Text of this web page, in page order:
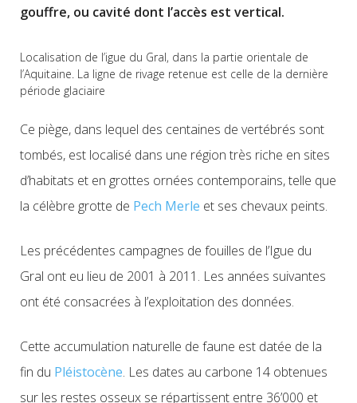
gouffre, ou cavité dont l’accès est vertical.
Localisation de l’igue du Gral, dans la partie orientale de
l’Aquitaine. La ligne de rivage retenue est celle de la dernière
période glaciaire
Ce piège, dans lequel des centaines de vertébrés sont
tombés, est localisé dans une région très riche en sites
d’habitats et en grottes ornées contemporains, telle que
la célèbre grotte de Pech Merle et ses chevaux peints.
Les précédentes campagnes de fouilles de l’Igue du
Gral ont eu lieu de 2001 à 2011. Les années suivantes
ont été consacrées à l’exploitation des données.
Cette accumulation naturelle de faune est datée de la
fin du Pléistocène. Les dates au carbone 14 obtenues
sur les restes osseux se répartissent entre 36’000 et